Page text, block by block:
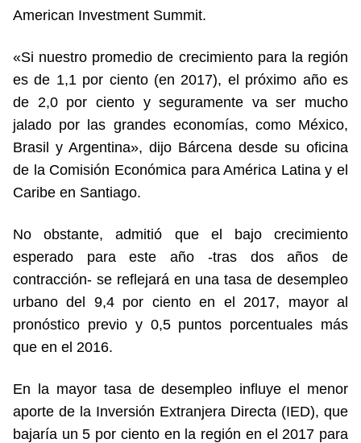
American Investment Summit.
«Si nuestro promedio de crecimiento para la región
es de 1,1 por ciento (en 2017), el próximo año es
de 2,0 por ciento y seguramente va ser mucho
jalado por las grandes economías, como México,
Brasil y Argentina», dijo Bárcena desde su oficina
de la Comisión Económica para América Latina y el
Caribe en Santiago.
No obstante, admitió que el bajo crecimiento
esperado para este año -tras dos años de
contracción- se reflejará en una tasa de desempleo
urbano del 9,4 por ciento en el 2017, mayor al
pronóstico previo y 0,5 puntos porcentuales más
que en el 2016.
En la mayor tasa de desempleo influye el menor
aporte de la Inversión Extranjera Directa (IED), que
bajaría un 5 por ciento en la región en el 2017 para